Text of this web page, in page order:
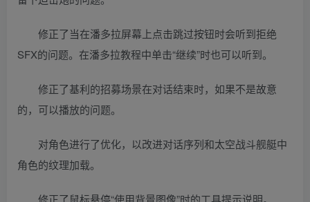
修正了当在潘多拉屏幕上点击跳过按钮时会听到拒绝
SFX的问题。在潘多拉教程中单击“继续”时也可以听到。
修正了基利的招募场景在对话结束时，如果不是故意
的，可以播放的问题。
对角色进行了优化，以改进对话序列和太空战斗舰艇中
角色的纹理加载。
修正了鼠标悬停“使用背景图像”时的工具提示说明。